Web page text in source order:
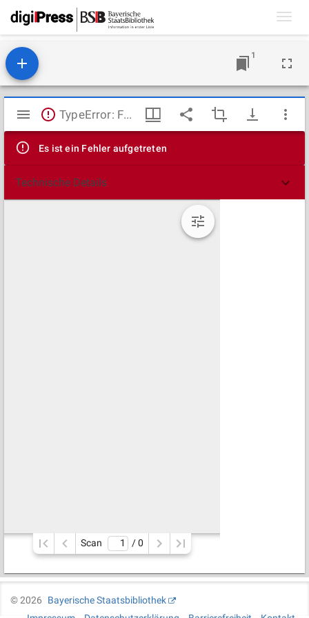
1
Mirador
Viewer
TypeError: Failed to fetch
Es ist ein Fehler aufgetreten
Technische Details
Scan / 0
©2026
Bayerische Staatsbibliothek